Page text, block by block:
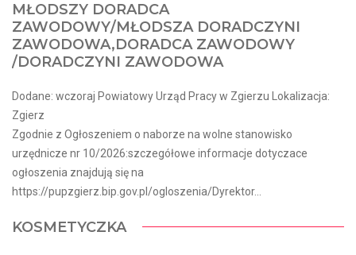
MŁODSZY DORADCA
ZAWODOWY/MŁODSZA DORADCZYNI
ZAWODOWA,DORADCA ZAWODOWY
/DORADCZYNI ZAWODOWA
Dodane: wczoraj Powiatowy Urząd Pracy w Zgierzu Lokalizacja:
Zgierz
Zgodnie z Ogłoszeniem o naborze na wolne stanowisko
urzędnicze nr 10/2026:szczegółowe informacje dotyczace
ogłoszenia znajdują się na
https://pupzgierz.bip.gov.pl/ogloszenia/Dyrektor...
KOSMETYCZKA